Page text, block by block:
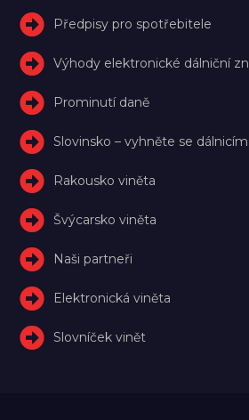
Předpisy pro spotřebitele
Výhody elektronické dálniční
Prominutí daně
Slovinsko – vyhněte se dálnicím
Rakousko viněta
Švýcarsko viněta
Naši partneři
Elektronická viněta
Slovníček vinět